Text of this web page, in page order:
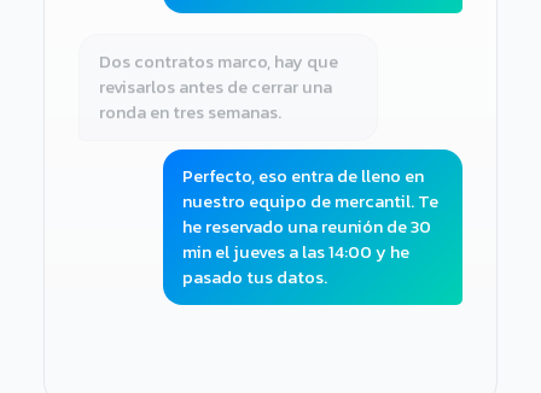
Dos contratos marco, hay que
revisarlos antes de cerrar una
ronda en tres semanas.
Perfecto, eso entra de lleno en
nuestro equipo de mercantil. Te
he reservado una reunión de 30
min el jueves a las 14:00 y he
pasado tus datos.